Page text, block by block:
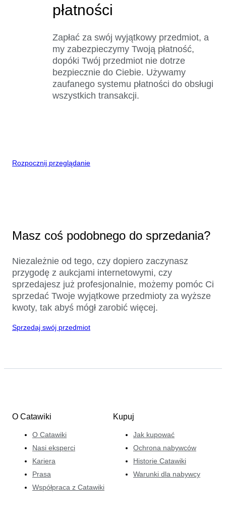
płatności
Zapłać za swój wyjątkowy przedmiot, a
my zabezpieczymy Twoją płatność,
dopóki Twój przedmiot nie dotrze
bezpiecznie do Ciebie. Używamy
zaufanego systemu płatności do obsługi
wszystkich transakcji.
Rozpocznij przeglądanie
Masz coś podobnego do sprzedania?
Niezależnie od tego, czy dopiero zaczynasz
przygodę z aukcjami internetowymi, czy
sprzedajesz już profesjonalnie, możemy pomóc Ci
sprzedać Twoje wyjątkowe przedmioty za wyższe
kwoty, tak abyś mógł zarobić więcej.
Sprzedaj swój przedmiot
O Catawiki
O Catawiki
Nasi eksperci
Kariera
Prasa
Współpraca z Catawiki
Kupuj
Jak kupować
Ochrona nabywców
Historie Catawiki
Warunki dla nabywcy